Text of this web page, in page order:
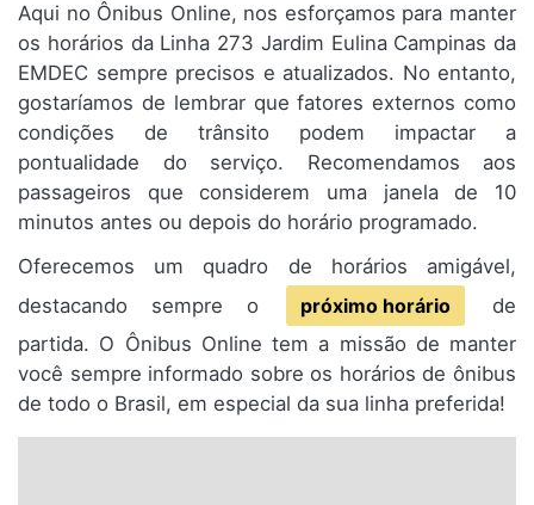
Aqui no Ônibus Online, nos esforçamos para manter
os horários da Linha 273 Jardim Eulina Campinas da
EMDEC sempre precisos e atualizados. No entanto,
gostaríamos de lembrar que fatores externos como
condições de trânsito podem impactar a
pontualidade do serviço. Recomendamos aos
passageiros que considerem uma janela de 10
minutos antes ou depois do horário programado.
Oferecemos um quadro de horários amigável,
destacando sempre o
próximo horário
de
partida. O Ônibus Online tem a missão de manter
você sempre informado sobre os horários de ônibus
de todo o Brasil, em especial da sua linha preferida!